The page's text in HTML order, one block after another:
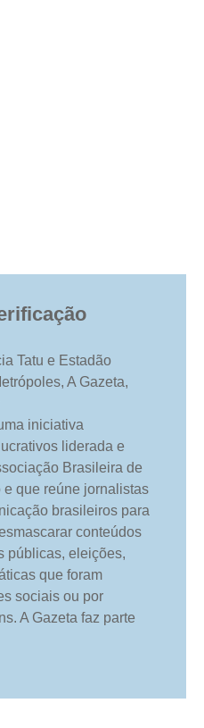
Tatu e Estadão
A Gazeta,
iniciativa
liderada e
Brasileira de
que reúne jornalistas
brasileiros para
conteúdos
públicas, eleições,
que foram
sociais ou por
A Gazeta faz parte